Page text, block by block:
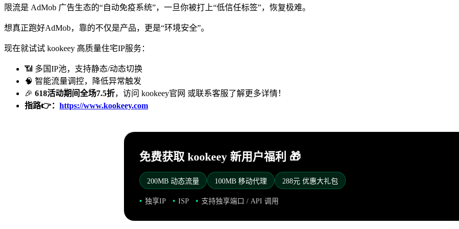
限流是 AdMob 广告生态的“自动免疫系统”，一旦你被打上“低信任标签”，恢复极难。
想真正跑好AdMob，靠的不仅是产品，更是“环境安全”。
现在就试试 kookeey 高质量住宅IP服务：
📶 多国IP池，支持静态/动态切换
🧠 智能流量调控，降低异常触发
🎉 618活动期间全场7.5折，访问 kookeey官网 或联系客服了解更多详情！
指路👉： https://www.kookeey.com
免费获取 kookeey 新用户福利 🎁
200MB 动态流量 100MB 移动代理 288元 优惠大礼包
独享IP ISP 支持独享端口 / API 调用